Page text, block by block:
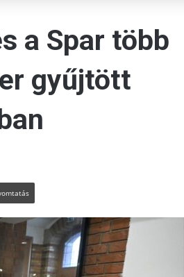
a Spar több
gyűjtött